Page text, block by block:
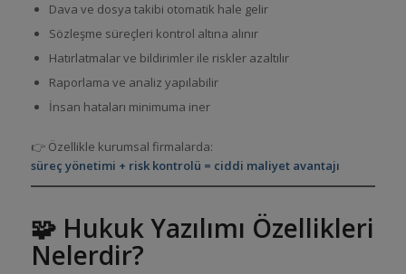
Dava ve dosya takibi otomatik hale gelir
Sözleşme süreçleri kontrol altına alınır
Hatırlatmalar ve bildirimler ile riskler azaltılır
Raporlama ve analiz yapılabilir
İnsan hataları minimuma iner
👉 Özellikle kurumsal firmalarda:
süreç yönetimi + risk kontrolü = ciddi maliyet avantajı
🧩 Hukuk Yazılımı Özellikleri
Nelerdir?